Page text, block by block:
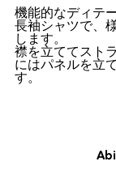
機能的なディテ
長袖シャツで、
します。
襟を立ててスト
にはパネルを立
す。